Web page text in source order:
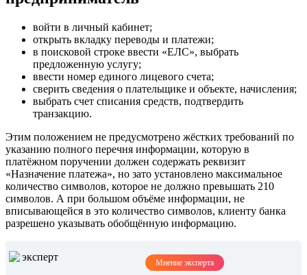
войти в личный кабинет;
открыть вкладку переводы и платежи;
в поисковой строке ввести «ЕЛС», выбрать
предложенную услугу;
ввести номер единого лицевого счета;
сверить сведения о плательщике и объекте, начисления;
выбрать счет списания средств, подтвердить
транзакцию.
Этим положением не предусмотрено жёстких требований по
указанию полного перечня информации, которую в
платёжном поручении должен содержать реквизит
«Назначение платежа», но зато установлено максимальное
количество символов, которое не должно превышать 210
символов. А при большом объёме информации, не
вписывающейся в это количество символов, клиенту банка
разрешено указывать обобщённую информацию.
Мнение эксперта